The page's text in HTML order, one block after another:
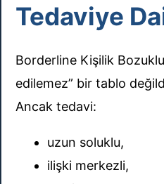
Tedaviye
Borderline Kişilik
edilemez” bir tablo
Ancak tedavi:
uzun soluklu,
ilişki merkezli,